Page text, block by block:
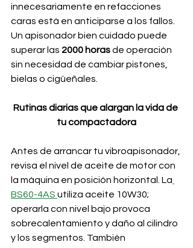
innecesariamente en refacciones
caras está en anticiparse a los fallos.
Un apisonador bien cuidado puede
superar las 2000 horas de operación
sin necesidad de cambiar pistones,
bielas o cigüeñales.
Rutinas diarias que alargan la vida de
tu compactadora
Antes de arrancar tu vibroapisonador,
revisa el nivel de aceite de motor con
la máquina en posición horizontal. La
BS60-4AS utiliza aceite 10W30;
operarla con nivel bajo provoca
sobrecalentamiento y daño al cilindro
y los segmentos. También